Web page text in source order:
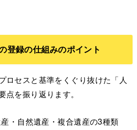
登録の仕組みのポイント
ロセスと基準をくぐり抜けた「人
を振り返ります。
・自然遺産・複合遺産の3種類